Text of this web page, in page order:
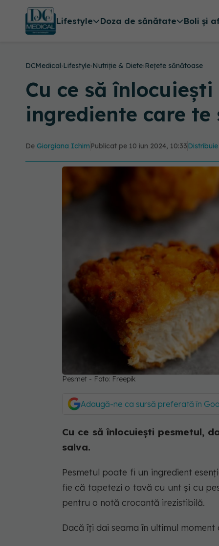
Lifestyle Doza de sănătate Boli și
DCMedical›Lifestyle›Nutriție & Diete›Rețete sănătoase
Cu ce să
ingrediente care te
De Giorgiana Ichim Publicat pe 10 iun 2024, 10:33
Pesmet - Foto: Freepik
Adaugă-ne ca sursă preferată în
Cu ce să înlocuiești pesmetul,
salva.
Pesmetul poate fi un ingredient
fie că tapetezi o tavă cu unt și cu
pentru o notă crocantă irezistibilă.
Dacă îți dai seama în ultimul